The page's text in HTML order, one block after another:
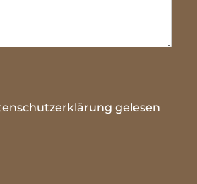
gelesen